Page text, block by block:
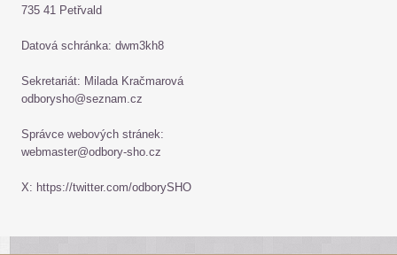
735 41 Petřvald
Datová schránka: dwm3kh8
Sekretariát: Milada Kračmarová
odborysho@seznam.cz
Správce webových stránek:
webmaster@odbory-sho.cz
X: https://twitter.com/odborySHO